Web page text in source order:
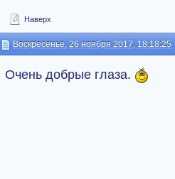
Наверх
Воскресенье, 26 ноября 2017, 18:18:25
Очень добрые глаза.